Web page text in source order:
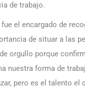
de trabajo.
fue el encargado de
de situar a las
orgullo porque
nuestra forma de
pero es el talento el